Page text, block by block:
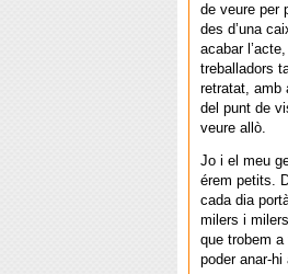
de veure per
des d’una
acabar
treballadors
retratat, amb
del punt de
veure allò.
Jo i el meu
érem petits.
cada dia
milers i
que trobem
poder anar-